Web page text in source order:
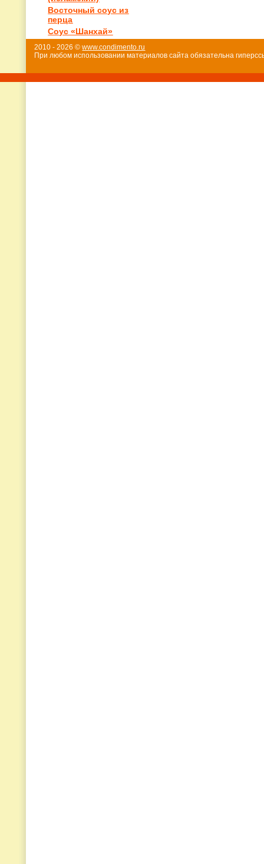
Восточный соус из
перца
Соус «Шанхай»
2010 - 2026 ©www.condimento.ru
При любом использовании материалов сайта обязательна